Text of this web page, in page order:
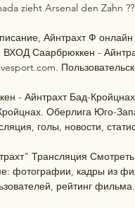
zieht Arsenal den Zahn ??
Айнтрахт Ф
ВХОД Саарбрюккен -
- Айнтрахт Бад-
Оберлига Юго-
голы, новости,
Трансляция
фотографии, кадры из
рейтинг фильма.